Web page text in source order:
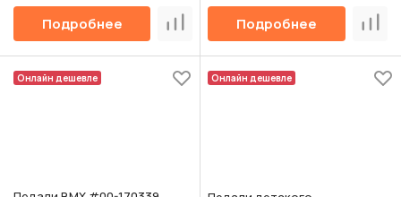
Подробнее СравнитьПодробнее
Онлайн дешевле Онлайн дешевле